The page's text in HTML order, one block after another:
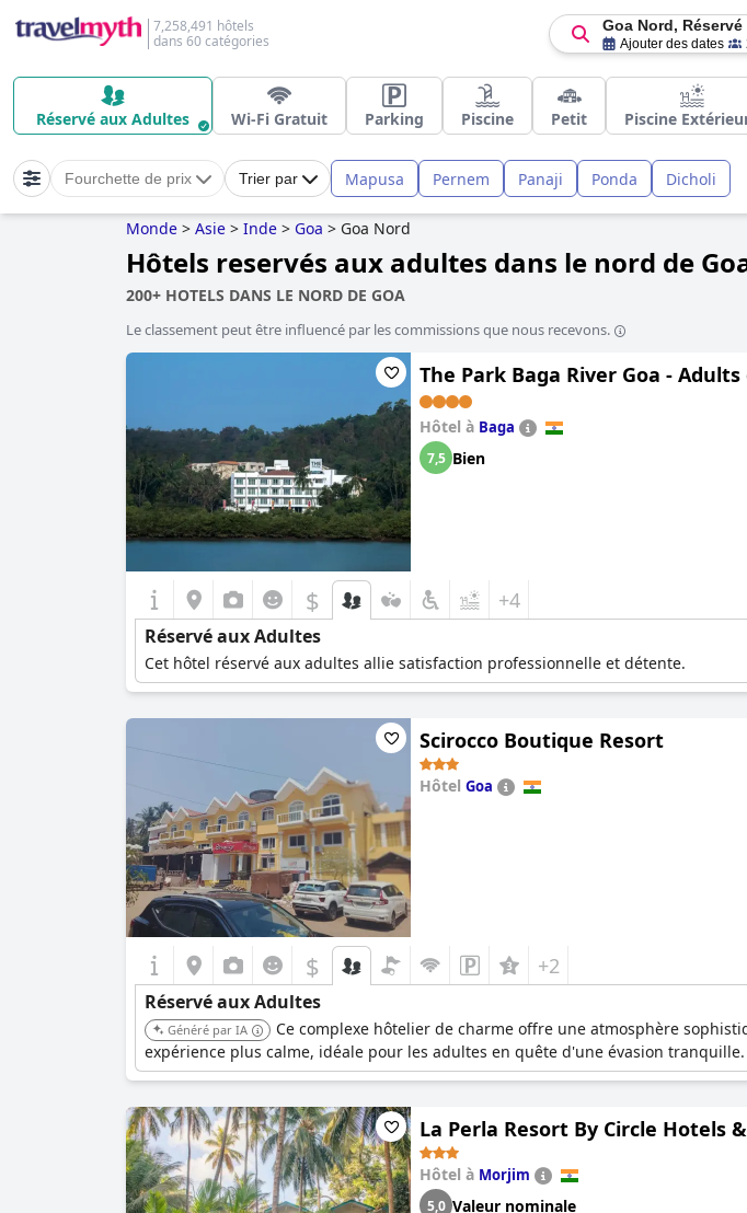
7,258,491 hôtels
dans 60 catégories
Goa Nord,
Ajouter des dates
Réservé aux Adultes Wi-Fi Gratuit Parking Piscine Petit Piscine
Fourchette de prix Trier par Mapusa Pernem Panaji Ponda Dicholi
Monde > Asie > Inde > Goa > Goa Nord
Hôtels reservés aux adultes dans le nord de
200+ HOTELS DANS LE NORD DE GOA
Le classement peut être influencé par les commissions que nous recevons.
The Park Baga River Goa -
Hôtel à Baga
7,5 Bien
$ +4
Réservé aux Adultes
Cet hôtel réservé aux adultes allie satisfaction professionnelle et détente.
Scirocco Boutique Resort
Hôtel Goa
$ +2
Réservé aux Adultes
Généré par IA
Ce complexe hôtelier de charme offre une atmosphère
expérience plus calme, idéale pour les adultes en quête d'une évasion tranquille.
La Perla Resort By Circle Hotels
Hôtel à Morjim
5,0 Valeur nominale